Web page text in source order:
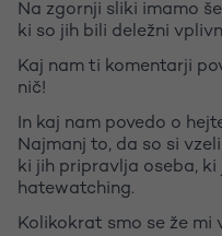
Na zgornji sliki imamo
ki so jih bili deležni
Kaj nam ti komentarji
nič!
In kaj nam povedo o
Najmanj to, da so si
ki jih pripravlja oseba,
hatewatching.
Kolikokrat smo se že mi